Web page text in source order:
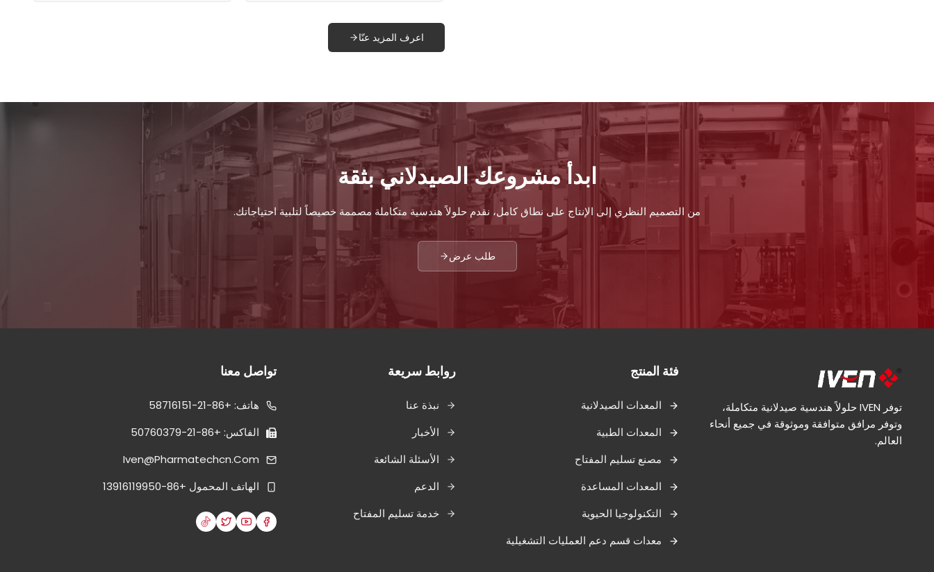
اعرف المزيد عنّا
ابدأ مشروعك الصيدلاني بثقة
من التصميم النظري إلى الإنتاج على نطاق كامل، نقدم حلولاً هندسية متكاملة مصممة خصيصاً لتلبية احتياجاتك.
طلب عرض
توفر IVEN حلولاً هندسية صيدلانية متكاملة،
وتوفر مرافق متوافقة وموثوقة في جميع أنحاء
العالم.
فئة المنتج
المعدات الصيدلانية
المعدات الطبية
مصنع تسليم المفتاح
المعدات المساعدة
التكنولوجيا الحيوية
معدات قسم دعم العمليات التشغيلية
روابط سريعة
نبذة عنا
الأخبار
الأسئلة الشائعة
الدعم
خدمة تسليم المفتاح
تواصل معنا
هاتف: +86-21-58716151
الفاكس: +86-21-50760379
Iven@pharmatechcn.com
الهاتف المحمول +86-13916119950